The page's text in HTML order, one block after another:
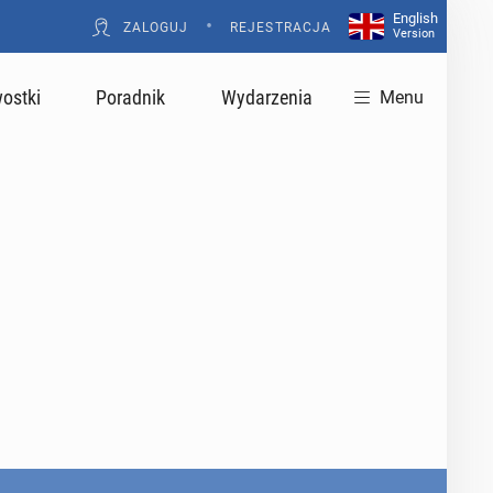
ZALOGUJ • REJESTRACJA
English
Version
Poradnik Wydarzenia Menu